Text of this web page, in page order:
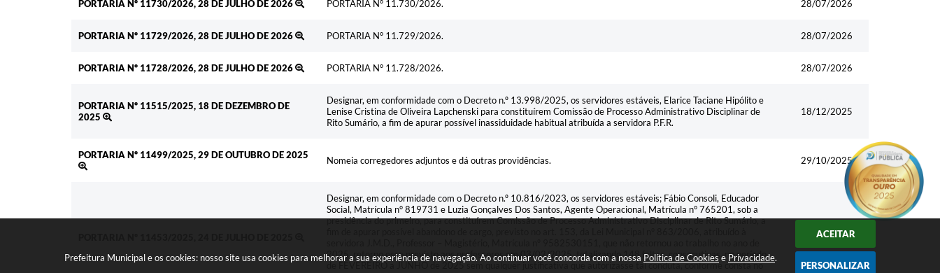
Prefeitura Municipal e os cookies: nosso site usa cookies para melhorar a sua experiência de navegação. Ao continuar você concorda com a nossa Política de Cookies e Privacidade.
ACEITAR
PERSONALIZAR
PORTARIA Nº 11730/2026, 28 DE JULHO DE 2026 PORTARIA N° 11.730/2026. 28/07/2026
PORTARIA Nº 11729/2026, 28 DE JULHO DE 2026 PORTARIA N° 11.729/2026. 28/07/2026
PORTARIA Nº 11728/2026, 28 DE JULHO DE 2026 PORTARIA N° 11.728/2026. 28/07/2026
PORTARIA Nº 11515/2025, 18 DE DEZEMBRO DE
2025
Designar, em conformidade com o Decreto n.º 13.998/2025, os servidores estáveis, Elarice Taciane Hipólito e
Lenise Cristina de Oliveira Lapchenski para constituírem Comissão de Processo Administrativo Disciplinar de
Rito Sumário, a fim de apurar possível inassiduidade habitual atribuída a servidora P.F.R.
18/12/2025
PORTARIA Nº 11499/2025, 29 DE OUTUBRO DE 2025 Nomeia corregedores adjuntos e dá outras providências. 29/10/2025
Designar, em conformidade com o Decreto n.º 10.816/2023, os servidores estáveis; Fábio Consoli, Educador
Social, Matrícula n° 819731 e Luzia Gonçalves Dos Santos, Agente Operacional, Matrícula n° 765201, sob a
presidência do primeiro, para constituírem Comissão de Processo Administrativo Disciplinar de Rito Sumário, a
2025, retorno esse previsto aos professores em 03/02/2025, totalizando 148 faltas, consecutivas, no período
de FEVEREIRO a JUNHO de 2025 sem qualquer justificativa que autorizasse tal conduta, conforme consta no
24/07/2025